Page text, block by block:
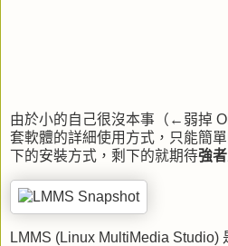
由於小的自己很沒本事（←弱掉
套軟體的詳細使用方式，只能簡
下的安裝方式，剩下的就期待強者
LMMS (Linux MultiMedia Studio)